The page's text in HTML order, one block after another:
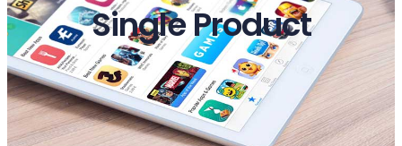
Single Product